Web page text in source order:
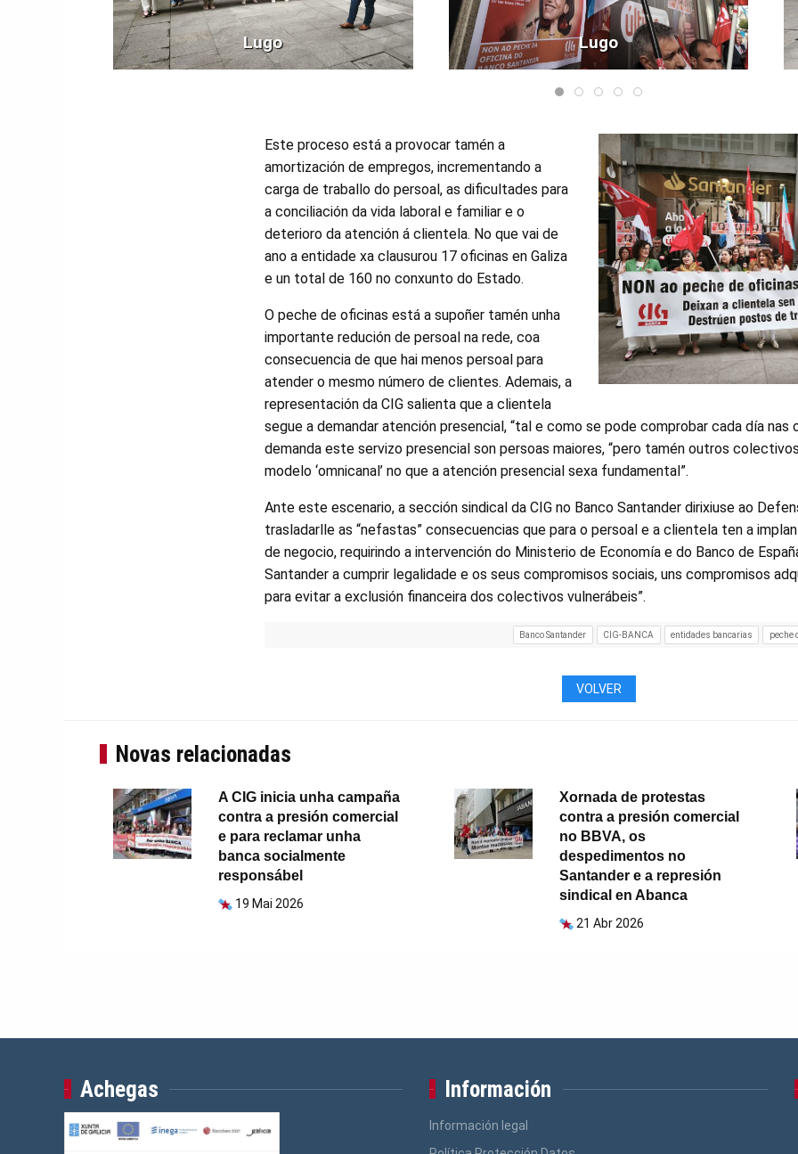
Lugo Lugo
Este proceso está a provocar tamén a
amortización de empregos, incrementando a
carga de traballo do persoal, as dificultades para
a conciliación da vida laboral e familiar e o
deterioro da atención á clientela. No que vai de
ano a entidade xa clausurou 17 oficinas en Galiza
e un total de 160 no conxunto do Estado.
O peche de oficinas está a supoñer tamén unha
importante redución de persoal na rede, coa
consecuencia de que hai menos persoal para
atender o mesmo número de clientes. Ademais, a
representación da CIG salienta que a clientela
segue a demandar atención presencial, “tal e como se pode comprobar cada día nas
demanda este servizo presencial son persoas maiores, “pero tamén outros
modelo ‘omnicanal’ no que a atención presencial sexa fundamental”.
Ante este escenario, a sección sindical da CIG no Banco Santander dirixiuse ao
trasladarlle as “nefastas” consecuencias que para o persoal e a clientela ten a
de negocio, requirindo a intervención do Ministerio de Economía e do Banco de
Santander a cumprir legalidade e os seus compromisos sociais, uns compromisos
para evitar a exclusión financeira dos colectivos vulnerábeis”.
Banco Santander CIG-BANCA entidades bancarias peche
VOLVER
Novas relacionadas
A CIG inicia unha campaña
contra a presión comercial
e para reclamar unha
banca socialmente
responsábel
19 Mai 2026
Xornada de protestas
contra a presión comercial
no BBVA, os
despedimentos no
Santander e a represión
sindical en Abanca
21 Abr 2026
Achegas Información
Información legal